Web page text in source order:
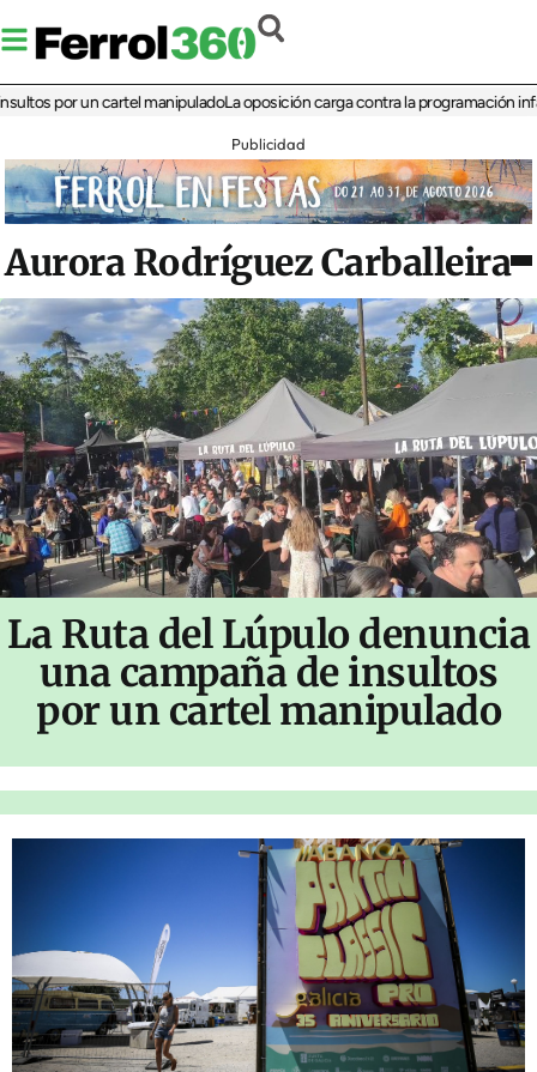
por un cartel manipuladoLa oposición carga contra la programación infantil
Publicidad
Aurora Rodríguez Carballeira
La Ruta del Lúpulo denuncia
una campaña de insultos
por un cartel manipulado